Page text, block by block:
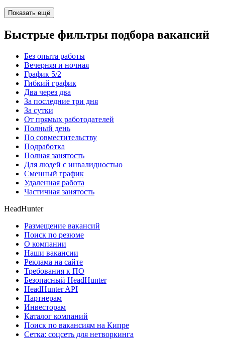
Показать ещё
Быстрые фильтры подбора вакансий
Без опыта работы
Вечерняя и ночная
График 5/2
Гибкий график
Два через два
За последние три дня
За сутки
От прямых работодателей
Полный день
По совместительству
Подработка
Полная занятость
Для людей с инвалидностью
Сменный график
Удаленная работа
Частичная занятость
HeadHunter
Размещение вакансий
Поиск по резюме
О компании
Наши вакансии
Реклама на сайте
Требования к ПО
Безопасный HeadHunter
HeadHunter API
Партнерам
Инвесторам
Каталог компаний
Поиск по вакансиям на Кипре
Сетка: соцсеть для нетворкинга